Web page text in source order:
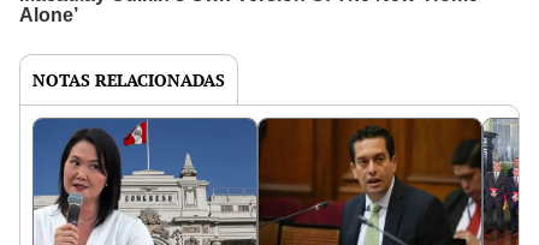
NOTAS RELACIONADAS